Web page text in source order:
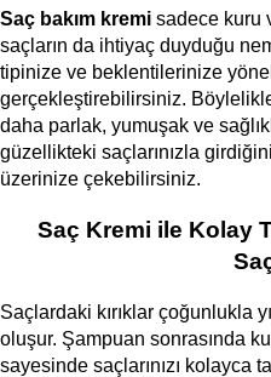
Saç bakım kremi sadece kuru
saçların da ihtiyaç duyduğu
tipinize ve beklentilerinize
gerçekleştirebilirsiniz.
daha parlak, yumuşak ve
güzellikteki saçlarınızla
üzerinize çekebilirsiniz.
Saç Kremi ile Kolay
Saçlardaki kırıklar çoğunlukla
oluşur. Şampuan sonrasında
sayesinde saçlarınızı kolayca